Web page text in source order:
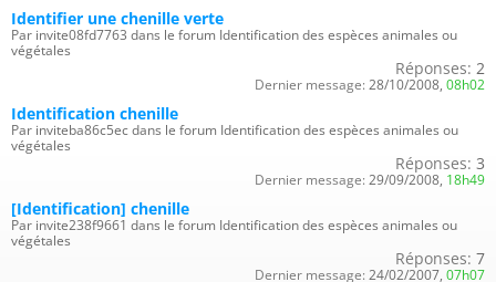
Identifier une chenille verte
Par invite08fd7763 dans le forum Identification des espèces animales ou
végétales
Réponses: 2
Dernier message: 28/10/2008, 08h02
Identification chenille
Par inviteba86c5ec dans le forum Identification des espèces animales ou
végétales
Réponses: 3
Dernier message: 29/09/2008, 18h49
[Identification] chenille
Par invite238f9661 dans le forum Identification des espèces animales ou
végétales
Réponses: 7
Dernier message: 24/02/2007, 07h07